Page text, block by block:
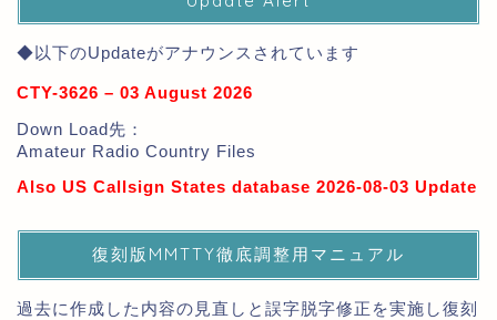
◆以下のUpdateがアナウンスされています
CTY-3626 – 03 August 2026
Down Load先：
Amateur Radio Country Files
Also US Callsign States database 2026-08-03 Update
復刻版MMTTY徹底調整用マニュアル
過去に作成した内容の見直しと誤字脱字修正を実施し復刻